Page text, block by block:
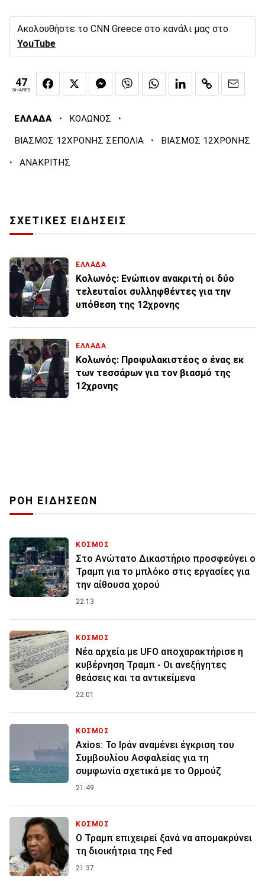
Ακολουθήστε το CNN Greece στο κανάλι μας στο
YouTube
47
SHARES
ΕΛΛΑΔΑ · ΚΟΛΩΝΟΣ ·
ΒΙΑΣΜΟΣ 12ΧΡΟΝΗΣ ΣΕΠΟΛΙΑ · ΒΙΑΣΜΟΣ 12ΧΡΟΝΗΣ
· ΑΝΑΚΡΙΤΗΣ
ΣΧΕΤΙΚΕΣ ΕΙΔΗΣΕΙΣ
ΕΛΛΑΔΑ
Κολωνός: Ενώπιον ανακριτή οι δύο
τελευταίοι συλληφθέντες για την
υπόθεση της 12χρονης
ΕΛΛΑΔΑ
Κολωνός: Προφυλακιστέος ο ένας εκ
των τεσσάρων για τον βιασμό της
12χρονης
ΡΟΗ ΕΙΔΗΣΕΩΝ
ΚΟΣΜΟΣ
Στο Ανώτατο Δικαστήριο προσφεύγει ο
Τραμπ για το μπλόκο στις εργασίες για
την αίθουσα χορού
22:13
ΚΟΣΜΟΣ
Νέα αρχεία με UFO αποχαρακτήρισε η
κυβέρνηση Τραμπ - Οι ανεξήγητες
θεάσεις και τα αντικείμενα
22:01
ΚΟΣΜΟΣ
Axios: Το Ιράν αναμένει έγκριση του
Συμβουλίου Ασφαλείας για τη
συμφωνία σχετικά με το Ορμούζ
21:49
ΚΟΣΜΟΣ
Ο Τραμπ επιχειρεί ξανά να απομακρύνει
τη διοικήτρια της Fed
21:37